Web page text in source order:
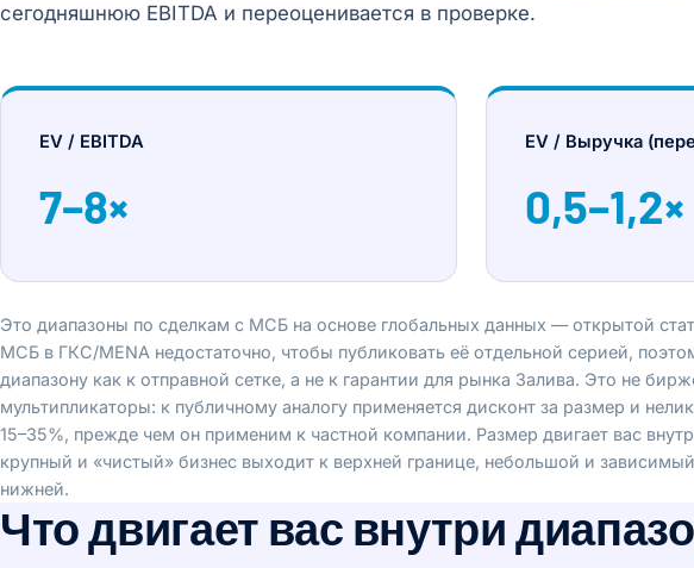
сегодняшнюю EBITDA и переоценивается в проверке.
EV / EBITDA
7–8×
EV / Выручка
0,5–1,2×
Это диапазоны по сделкам с МСБ на основе глобальных данных — открытой
МСБ в ГКС/MENA недостаточно, чтобы публиковать её отдельной серией,
диапазону как к отправной сетке, а не к гарантии для рынка Залива. Это не
мультипликаторы: к публичному аналогу применяется дисконт за размер и
15–35%, прежде чем он применим к частной компании. Размер двигает вас
крупный и «чистый» бизнес выходит к верхней границе, небольшой и
нижней.
Что двигает вас внутри